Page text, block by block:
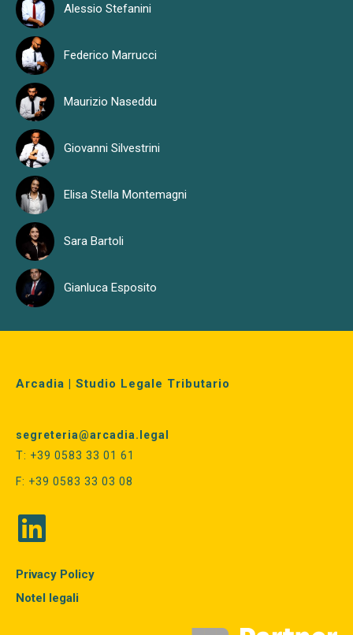
Alessio Stefanini
Federico Marrucci
Maurizio Naseddu
Giovanni Silvestrini
Elisa Stella Montemagni
Sara Bartoli
Gianluca Esposito
Arcadia | Studio Legale Tributario
segreteria@arcadia.legal
T: +39 0583 33 01 61
F: +39 0583 33 03 08
Privacy Policy
Notel legali